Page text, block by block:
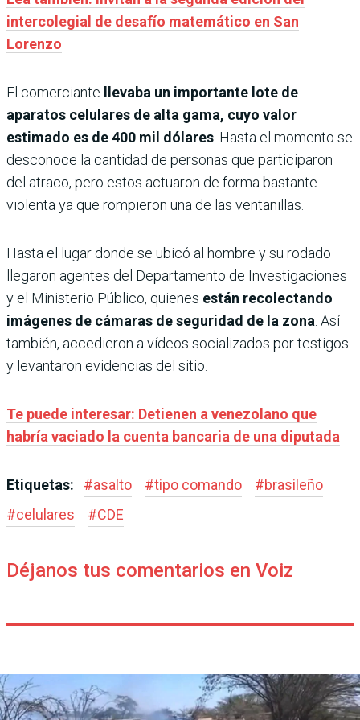
intercolegial de desafío matemático en San
Lorenzo
El comerciante
llevaba un importante lote de
aparatos celulares de alta gama, cuyo valor
estimado es de 400 mil dólares . Hasta el momento se
desconoce la cantidad de personas que participaron
del atraco, pero estos actuaron de forma bastante
violenta ya que rompieron una de las ventanillas.
Hasta el lugar donde se ubicó al hombre y su rodado
llegaron agentes del Departamento de Investigaciones
y el Ministerio Público, quienes están recolectando
imágenes de cámaras de seguridad de la zona . Así
también, accedieron a vídeos socializados por testigos
y levantaron evidencias del sitio.
Te puede interesar: Detienen a venezolano que
habría vaciado la cuenta bancaria de una diputada
Etiquetas: #asalto #tipo comando #brasileño
#celulares #CDE
Déjanos tus comentarios en Voiz